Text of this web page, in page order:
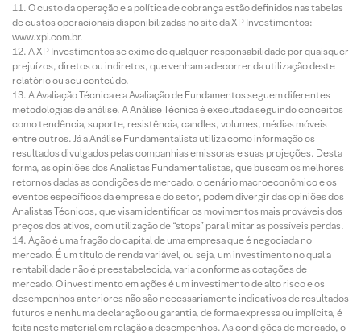
O custo da operação e a política de cobrança estão definidos nas tabelas
de custos operacionais disponibilizadas no site da XP Investimentos:
www.xpi.com.br.
A XP Investimentos se exime de qualquer responsabilidade por quaisquer
prejuízos, diretos ou indiretos, que venham a decorrer da utilização deste
relatório ou seu conteúdo.
A Avaliação Técnica e a Avaliação de Fundamentos seguem diferentes
metodologias de análise. A Análise Técnica é executada seguindo conceitos
como tendência, suporte, resistência, candles, volumes, médias móveis
entre outros. Já a Análise Fundamentalista utiliza como informação os
resultados divulgados pelas companhias emissoras e suas projeções. Desta
forma, as opiniões dos Analistas Fundamentalistas, que buscam os melhores
retornos dadas as condições de mercado, o cenário macroeconômico e os
eventos específicos da empresa e do setor, podem divergir das opiniões dos
Analistas Técnicos, que visam identificar os movimentos mais prováveis dos
preços dos ativos, com utilização de “stops” para limitar as possíveis perdas.
Ação é uma fração do capital de uma empresa que é negociada no
mercado. É um título de renda variável, ou seja, um investimento no qual a
rentabilidade não é preestabelecida, varia conforme as cotações de
mercado. O investimento em ações é um investimento de alto risco e os
desempenhos anteriores não são necessariamente indicativos de resultados
futuros e nenhuma declaração ou garantia, de forma expressa ou implícita, é
feita neste material em relação a desempenhos. As condições de mercado, o